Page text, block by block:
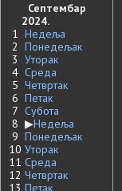
Септембар
2024.
1 Недеља
2 Понедељак
3 Уторак
4 Среда
5 Четвртак
6 Петак
7 Субота
8 ▶Недеља
9 Понедељак
10 Уторак
11 Среда
12 Четвртак
13 Петак